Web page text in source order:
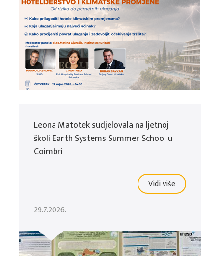
Leona Matotek sudjelovala na ljetnoj
školi Earth Systems Summer School u
Coimbri
Vidi više
29.7.2026.